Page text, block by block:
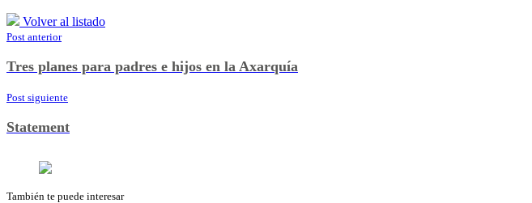
Volver al listado
Post anterior
Tres planes para padres e hijos en la Axarquía
Post siguiente
Statement
También te puede interesar